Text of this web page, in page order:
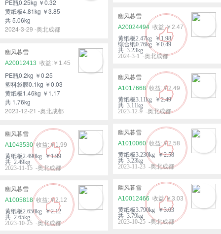
PE瓶0.25kg ￥0.32
黄纸板4.81kg ￥3.85
共 5.06kg
2024-3-29 -奥北成都
幽风暮雪
A20024494
￥2.47
黄纸板2.47kg ￥1.98
综合纸0.76kg ￥0.49
共 3.23kg
2024-3-1 -奥北成都
幽风暮雪
A20012413
￥1.45
PE瓶0.2kg ￥0.25
塑料袋膜0.1kg ￥0.03
黄纸板1.46kg ￥1.17
共 1.76kg
2023-12-21 -奥北成都
幽风暮雪
A1017668
￥2.49
黄纸板3.11kg ￥2.49
共 3.11kg
2023-12-9 -奥北成都
幽风暮雪
A1010060
￥2.58
黄纸板3.230kg ￥2.58
共 3.23kg
2023-11-23 -奥北成都
幽风暮雪
A1043530
￥1.99
黄纸板2.490kg ￥1.99
共 2.49kg
2023-11-15 -奥北成都
幽风暮雪
A10012466
￥3.03
黄纸板3.790kg ￥3.03
共 3.79kg
2023-10-25 -奥北成都
幽风暮雪
A1005818
￥2.12
黄纸板2.650kg ￥2.12
共 2.65kg
2023-10-25 -奥北成都